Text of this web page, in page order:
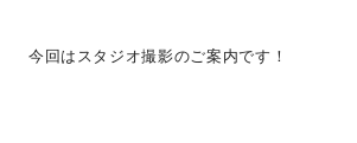
今回はスタジオ撮影のご案内です！